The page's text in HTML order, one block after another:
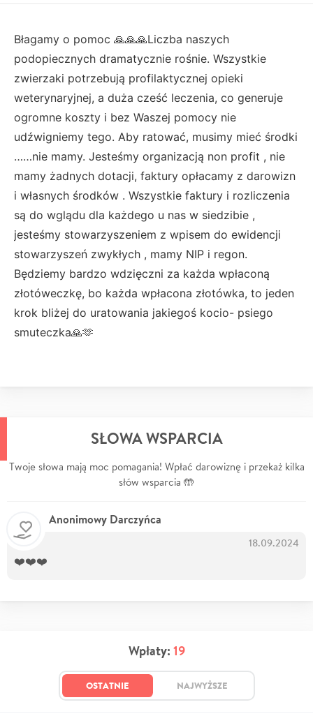
Błagamy o pomoc 🙏🙏🙏Liczba naszych
podopiecznych dramatycznie rośnie. Wszystkie
zwierzaki potrzebują profilaktycznej opieki
weterynaryjnej, a duża cześć leczenia, co generuje
ogromne koszty i bez Waszej pomocy nie
udźwigniemy tego. Aby ratować, musimy mieć środki
……nie mamy. Jesteśmy organizacją non profit , nie
mamy żadnych dotacji, faktury opłacamy z darowizn
i własnych środków . Wszystkie faktury i rozliczenia
są do wglądu dla każdego u nas w siedzibie ,
jesteśmy stowarzyszeniem z wpisem do ewidencji
stowarzyszeń zwykłych , mamy NIP i regon.
Będziemy bardzo wdzięczni za każda wpłaconą
złotóweczkę, bo każda wpłacona złotówka, to jeden
krok bliżej do uratowania jakiegoś kocio- psiego
smuteczka🙏🫶
SŁOWA WSPARCIA
Twoje słowa mają moc pomagania! Wpłać darowiznę i przekaż kilka
słów wsparcia 🤲
Anonimowy Darczyńca
18.09.2024
❤️❤️❤️
Wpłaty: 19
OSTATNIE NAJWYŻSZE